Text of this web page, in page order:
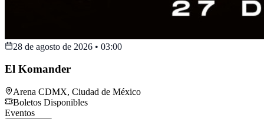
28 de agosto de 2026 • 03:00
El Komander
Arena CDMX, Ciudad de México
Boletos Disponibles
Eventos